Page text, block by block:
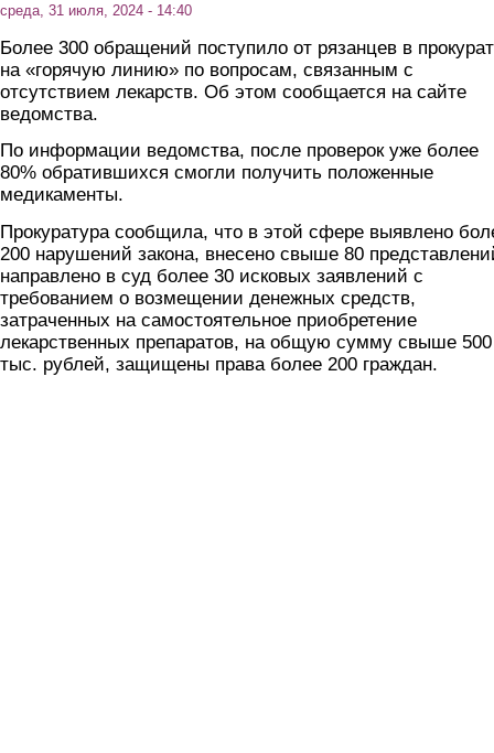
среда, 31 июля, 2024 - 14:40
Более 300 обращений поступило от рязанцев в
на «горячую линию» по вопросам, связанным с
отсутствием лекарств. Об этом сообщается на сайте
ведомства.
По информации ведомства, после проверок уже более
80% обратившихся смогли получить положенные
медикаменты.
Прокуратура сообщила, что в этой сфере выявлено
200 нарушений закона, внесено свыше 80
направлено в суд более 30 исковых заявлений с
требованием о возмещении денежных средств,
затраченных на самостоятельное приобретение
лекарственных препаратов, на общую сумму свыше 500
тыс. рублей, защищены права более 200 граждан.